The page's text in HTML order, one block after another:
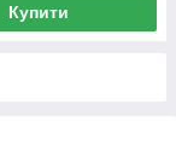
Купити